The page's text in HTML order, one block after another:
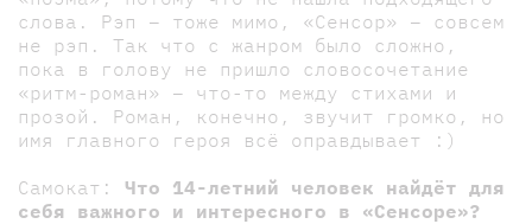
слова. Рэп – тоже мимо, «Сенсор» – совсем
не рэп. Так что с жанром было сложно,
пока в голову не пришло словосочетание
«ритм-роман» – что-то между стихами и
прозой. Роман, конечно, звучит громко, но
имя главного героя всё оправдывает :)
Самокат: Что 14-летний человек найдёт для
себя важного и интересного в «Сенсоре»?